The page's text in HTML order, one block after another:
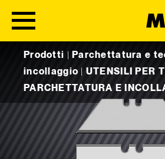
Prodotti
Parchettatura e
incollaggio
UTENSILI PER
PARCHETTATURA E